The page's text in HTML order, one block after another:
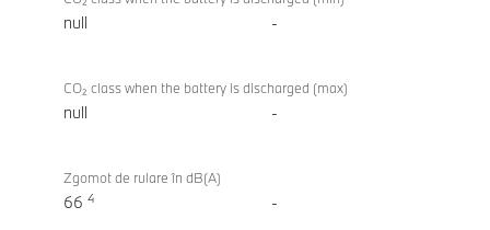
null -
CO₂ class when the battery is discharged (max)
null -
Zgomot de rulare în dB(A)
66 4 -